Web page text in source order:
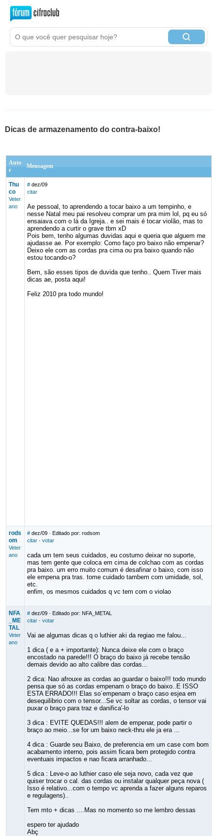
Dicas de armazenamento do contra-baixo!
Auto
r
Mensagem
Thu
co
Veter
ano
# dez/09
citar
Ae pessoal, to aprendendo a tocar baixo a um tempinho, e
nesse Natal meu pai resolveu comprar um pra mim lol, pq eu só
ensaiava com o lá da Igreja.. e sei mais é tocar violão, mas to
aprendendo a curtir o grave tbm xD
Pois bem, tenho algumas duvidas aqui e queria que alguem me
ajudasse ae. Por exemplo: Como faço pro baixo não empenar?
Deixo ele com as cordas pra cima ou pra baixo quando não
estou tocando-o?
Bem, são esses tipos de duvida que tenho.. Quem Tiver mais
dicas ae, posta aqui!
Feliz 2010 pra todo mundo!
rods
om
Veter
ano
# dez/09· Editado por: rodsom
citar· votar
cada um tem seus cuidados, eu costumo deixar no suporte,
mas tem gente que coloca em cima de colchao com as cordas
pra baixo. um erro muito comum é desafinar o baixo, com isso
ele empena pra tras. tome cuidado tambem com umidade, sol,
etc.
enfim, os mesmos cuidados q vc tem com o violao
NFA
_ME
TAL
Veter
ano
# dez/09· Editado por: NFA_METAL
citar· votar
Vai ae algumas dicas q o luthier aki da regiao me falou...
1 dica ( e a + importante): Nunca deixe ele com o braço
encostado na parede!!! O braço do baixo já recebe tensão
demais devido ao alto calibre das cordas...
2 dica: Nao afrouxe as cordas ao guardar o baixo!!! todo mundo
pensa que só as cordas empenam o braço do baixo..E ISSO
ESTA ERRADO!!! Elas so´empenam o braço caso esjea em
desequilibrio com o tensor...Se vc soltar as cordas, o tensor vai
puxar o braço para traz e danifica'-lo
3 dica : EVITE QUEDAS!!! alem de empenar, pode partir o
braço ao meio...se for um baixo neck-thru ele ja era ...
4 dica : Guarde seu Baixo, de preferencia em um case com bom
acabamento interno, pois assim ficara bem protegido contra
eventuais impactos e nao ficara arranhado...
5 dica : Leve-o ao luthier caso ele seja novo, cada vez que
quiser trocar o cal. das cordas ou instalar qualquer peça nova (
Isso é relativo...com o tempo vc aprenda a fazer alguns reparos
e regulagens)..
Tem mto + dicas ....Mas no momento so me lembro dessas
espero ter ajudado
Abç